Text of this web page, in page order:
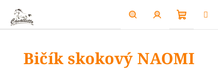
obsah
HledatPřihlášení
košík
Bičík skokový NAOMI